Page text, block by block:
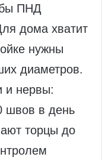
ПНД
дома хватит
нужны
диаметров.
и нервы:
швов в день
торцы до